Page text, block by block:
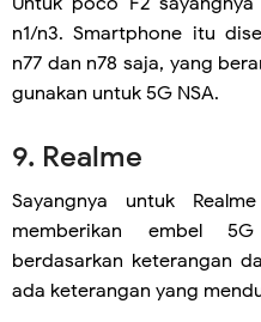
n1/n3. Smartphone itu
n77 dan n78 saja, yang
gunakan untuk 5G NSA.
9. Realme
Sayangnya untuk
memberikan embel
berdasarkan keterangan
ada keterangan yang